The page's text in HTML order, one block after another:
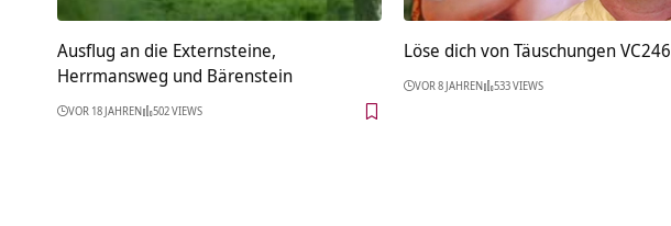
Ausflug an die Externsteine,
Herrmansweg und Bärenstein
VOR 18 JAHREN 502 VIEWS
Löse dich von Täuschungen VC246
VOR 8 JAHREN 533 VIEWS